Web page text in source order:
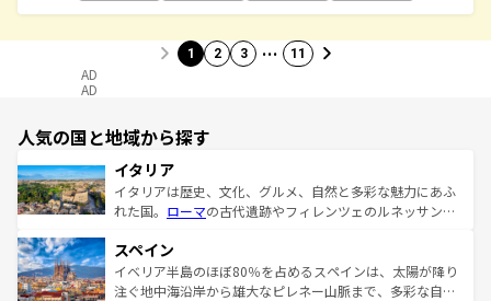
1 2 3 … 11
AD
AD
人気の国と地域から探す
イタリア
イタリアは歴史、文化、グルメ、自然と多彩な魅力にあふ
れた国。 ローマの古代遺跡やフィレンツェのルネッサンス
ろん、トスカーナの美しい田園風景やアマルフィ海岸の絶
景など、自然景観も見逃せない。観光の合間には、本場の
ピザやパスタなど、絶品のイタリア料理を堪能することも
スペイン
イベリア半島のほぼ80％を占めるスペインは、太陽が降り
注ぐ地中海沿岸から雄大なピレネー山脈まで、多彩な自然